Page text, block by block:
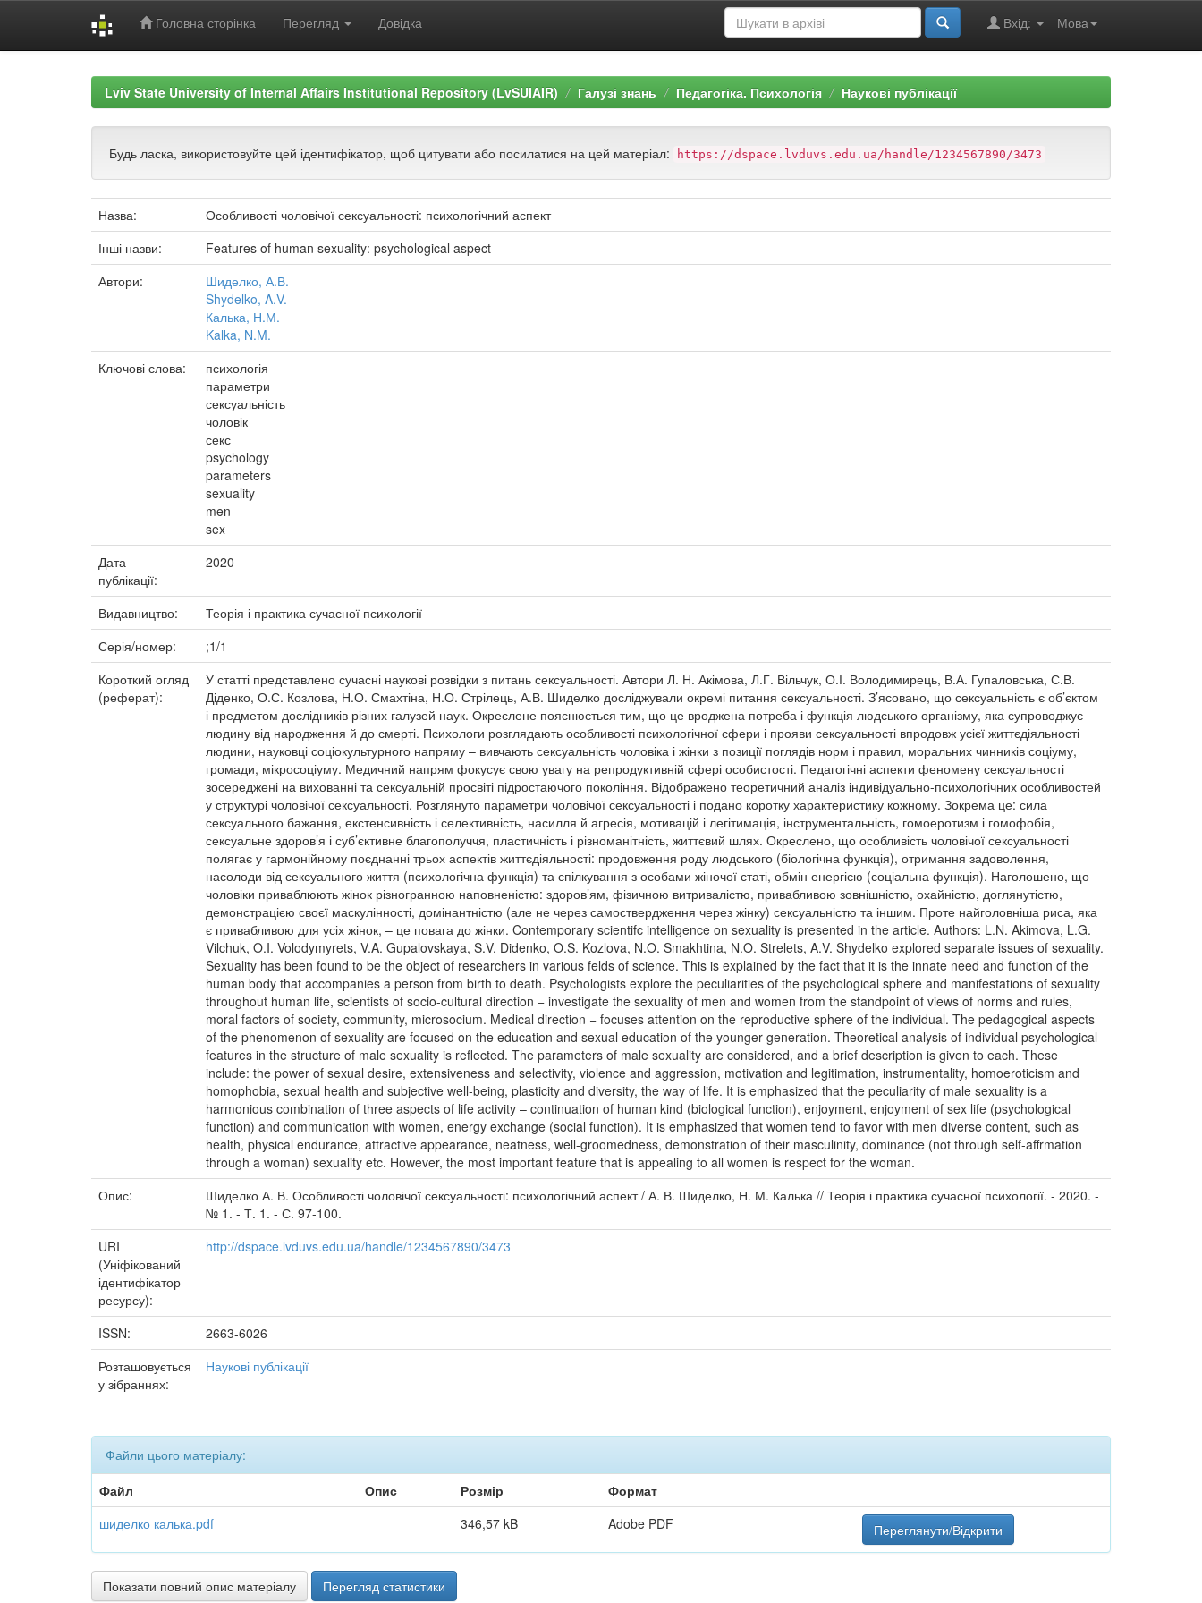
Головна сторінка Перегляд Довідка Мова
Вхід:
Lviv State University of Internal Affairs Institutional Repository (LvSUIAIR) Галузі знань Педагогіка. Психологія Наукові публікації
Будь ласка, використовуйте цей ідентифікатор, щоб цитувати або посилатися на цей матеріал: https://dspace.lvduvs.edu.ua/handle/1234567890/3473
Назва:
Особливості чоловічої сексуальності: психологічний аспект
Інші назви:
Features of human sexuality: psychological aspect
Автори:
Шиделко, А.В.
Shydelko, A.V.
Калька, Н.М.
Kalka, N.M.
Ключові слова:
психологія
параметри
сексуальність
чоловік
секс
psychology
parameters
sexuality
men
sex
Дата
публікації:
2020
Видавництво:
Теорія і практика сучасної психології
Серія/номер:
;1/1
Короткий огляд
(реферат):
У статті представлено сучасні наукові розвідки з питань сексуальності. Автори Л. Н. Акімова, Л.Г. Вільчук, О.І. Володимирець, В.А. Гупаловська, С.В.
Діденко, О.С. Козлова, Н.О. Смахтіна, Н.О. Стрілець, А.В. Шиделко досліджували окремі питання сексуальності. З’ясовано, що сексуальність є об’єктом
і предметом дослідників різних галузей наук. Окреслене пояснюється тим, що це вроджена потреба і функція людського організму, яка супроводжує
людину від народження й до смерті. Психологи розглядають особливості психологічної сфери і прояви сексуальності впродовж усієї життєдіяльності
людини, науковці соціокультурного напряму – вивчають сексуальність чоловіка і жінки з позиції поглядів норм і правил, моральних чинників соціуму,
громади, мікросоціуму. Медичний напрям фокусує свою увагу на репродуктивній сфері особистості. Педагогічні аспекти феномену сексуальності
зосереджені на вихованні та сексуальній просвіті підростаючого покоління. Відображено теоретичний аналіз індивідуально-психологічних особливостей
у структурі чоловічої сексуальності. Розглянуто параметри чоловічої сексуальності і подано коротку характеристику кожному. Зокрема це: сила
сексуального бажання, екстенсивність і селективність, насилля й агресія, мотивацій і легітимація, інструментальність, гомоеротизм і гомофобія,
сексуальне здоров’я і суб’єктивне благополуччя, пластичність і різноманітність, життєвий шлях. Окреслено, що особливість чоловічої сексуальності
полягає у гармонійному поєднанні трьох аспектів життєдіяльності: продовження роду людського (біологічна функція), отримання задоволення,
насолоди від сексуального життя (психологічна функція) та спілкування з особами жіночої статі, обмін енергією (соціальна функція). Наголошено, що
чоловіки приваблюють жінок різногранною наповненістю: здоров’ям, фізичною витривалістю, привабливою зовнішністю, охайністю, доглянутістю,
демонстрацією своєї маскулінності, домінантністю (але не через самоствердження через жінку) сексуальністю та іншим. Проте найголовніша риса, яка
є привабливою для усіх жінок, – це повага до жінки. Contemporary scientifc intelligence on sexuality is presented in the article. Authors: L.N. Akimova, L.G.
Vilchuk, O.I. Volodymyrets, V.A. Gupalovskaya, S.V. Didenko, O.S. Kozlova, N.O. Smakhtina, N.O. Strelets, A.V. Shydelko explored separate issues of sexuality.
Sexuality has been found to be the object of researchers in various felds of science. This is explained by the fact that it is the innate need and function of the
human body that accompanies a person from birth to death. Psychologists explore the peculiarities of the psychological sphere and manifestations of sexuality
throughout human life, scientists of socio-cultural direction − investigate the sexuality of men and women from the standpoint of views of norms and rules,
moral factors of society, community, microsocium. Medical direction − focuses attention on the reproductive sphere of the individual. The pedagogical aspects
of the phenomenon of sexuality are focused on the education and sexual education of the younger generation. Theoretical analysis of individual psychological
features in the structure of male sexuality is reﬂected. The parameters of male sexuality are considered, and a brief description is given to each. These
include: the power of sexual desire, extensiveness and selectivity, violence and aggression, motivation and legitimation, instrumentality, homoeroticism and
homophobia, sexual health and subjective well-being, plasticity and diversity, the way of life. It is emphasized that the peculiarity of male sexuality is a
harmonious combination of three aspects of life activity – continuation of human kind (biological function), enjoyment, enjoyment of sex life (psychological
function) and communication with women, energy exchange (social function). It is emphasized that women tend to favor with men diverse content, such as
health, physical endurance, attractive appearance, neatness, well-groomedness, demonstration of their masculinity, dominance (not through self-affrmation
through a woman) sexuality etc. However, the most important feature that is appealing to all women is respect for the woman.
Опис:
Шиделко А. В. Особливості чоловічої сексуальності: психологічний аспект / А. В. Шиделко, Н. М. Калька // Теорія і практика сучасної психології. - 2020. -
№ 1. - Т. 1. - С. 97-100.
URI
(Уніфікований
ідентифікатор
ресурсу):
http://dspace.lvduvs.edu.ua/handle/1234567890/3473
ISSN:
2663-6026
Розташовується
у зібраннях:
Наукові публікації
Файли цього матеріалу:
Файл
Опис Розмір
Формат
шиделко калька.pdf
346,57 kB Adobe PDF Переглянути/Відкрити
Показати повний опис матеріалу Перегляд статистики